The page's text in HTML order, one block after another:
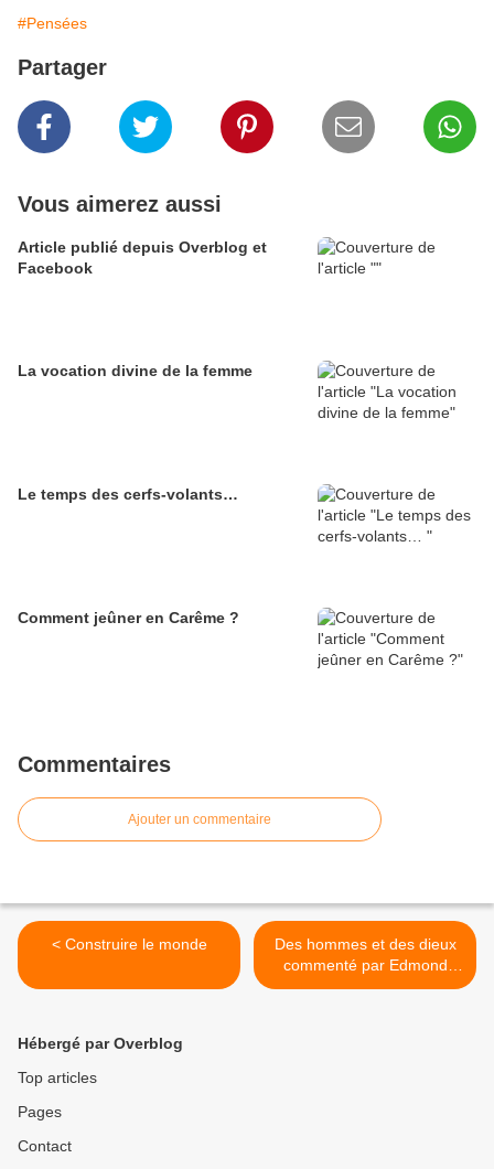
#Pensées
Partager
Vous aimerez aussi
Article publié depuis Overblog et
Facebook
La vocation divine de la femme
Le temps des cerfs-volants…
Comment jeûner en Carême ?
Commentaires
Ajouter un commentaire
< Construire le monde
Des hommes et des dieux
commenté par Edmond
Prochain >
Hébergé par Overblog
Top articles
Pages
Contact